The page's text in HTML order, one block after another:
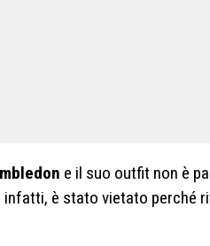
e il suo outfit non è
infatti, è stato vietato perché